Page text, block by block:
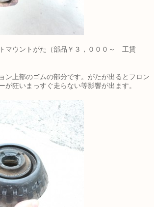
マウントがた（部品￥３，０００～ 工賃
ン上部のゴムの部分です。がたが出るとフロン
が狂いまっすぐ走らない等影響が出ます。